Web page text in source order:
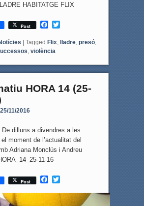
HABITATGE FLIX
Post
F
c
e
b
o
o
T
i
e
r
Tagged Flix, lladre, presó,
, violència
HORA 14 (25-
25/11/2016
De dilluns a divendres a les
moment de l’actualitat del
Adriana Monclús i Andreu
11-16
Post
F
c
T
i